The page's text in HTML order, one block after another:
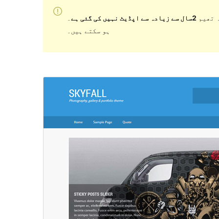
تھیم 2سال سے زیادہ سے اپڈیٹ نہیں کی گئی ہے
ہو سکتے ہیں۔